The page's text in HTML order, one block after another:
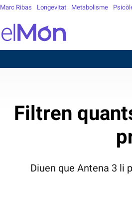
Marc Ribas Longevitat Metabolisme
Filtren
Diuen que Antena 3 li